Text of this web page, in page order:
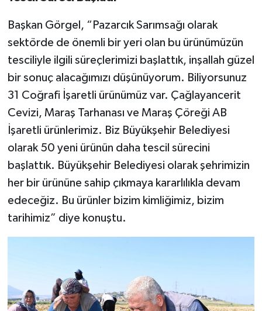
Başkan Görgel, “Pazarcık Sarımsağı olarak
sektörde de önemli bir yeri olan bu ürünümüzün
tesciliyle ilgili süreçlerimizi başlattık, inşallah güzel
bir sonuç alacağımızı düşünüyorum. Biliyorsunuz
31 Coğrafi İşaretli ürünümüz var. Çağlayancerit
Cevizi, Maraş Tarhanası ve Maraş Çöreği AB
İşaretli ürünlerimiz. Biz Büyükşehir Belediyesi
olarak 50 yeni ürünün daha tescil sürecini
başlattık. Büyükşehir Belediyesi olarak şehrimizin
her bir ürününe sahip çıkmaya kararlılıkla devam
edeceğiz. Bu ürünler bizim kimliğimiz, bizim
tarihimiz” diye konuştu.